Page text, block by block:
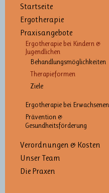
Startseite
Ergotherapie
Praxisangebote
Ergotherapie bei Kindern &
Jugendlichen
Behandlungsmöglichkeiten
Therapieformen
Ziele
Ergotherapie bei Erwachsenen
Prävention &
Gesundheitsförderung
Verordnungen & Kosten
Unser Team
Die Praxen